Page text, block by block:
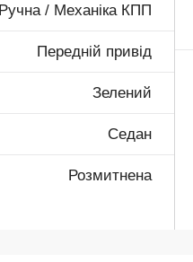
Ручна / Механіка КПП
Передній привід
Зелений
Седан
Розмитнена